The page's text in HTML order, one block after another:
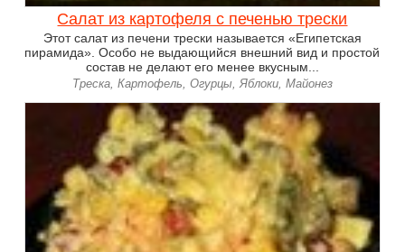
Салат из картофеля с печенью трески
Этот салат из печени трески называется «Египетская
пирамида». Особо не выдающийся внешний вид и простой
состав не делают его менее вкусным...
Треска, Картофель, Огурцы, Яблоки, Майонез